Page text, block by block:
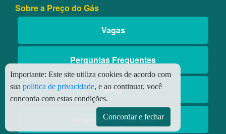
Sobre a Preço do Gás
Vagas
Perguntas Frequentes
Blog
Aniversário Premiado
Importante: Este site utiliza cookies de acordo com
sua politica de privacidade, e ao continuar, você
concorda com estas condições.
Concordar e fechar